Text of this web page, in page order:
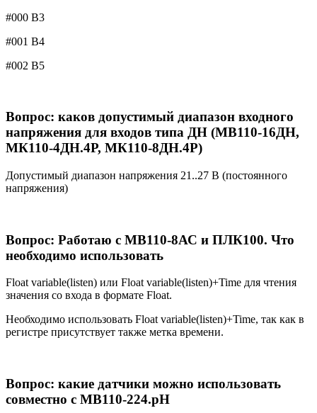
#000 B3
#001 B4
#002 B5
Вопрос: каков допустимый диапазон входного
напряжения для входов типа ДН (МВ110-16ДН,
МК110-4ДН.4Р, МК110-8ДН.4Р)
Допустимый диапазон напряжения 21..27 В (постоянного
напряжения)
Вопрос: Работаю с МВ110-8АС и ПЛК100. Что
необходимо использовать
Float variable(listen) или Float variable(listen)+Time для чтения
значения со входа в формате Float.
Необходимо использовать Float variable(listen)+Time, так как в
регистре присутствует также метка времени.
Вопрос: какие датчики можно использовать
совместно с МВ110-224.pH